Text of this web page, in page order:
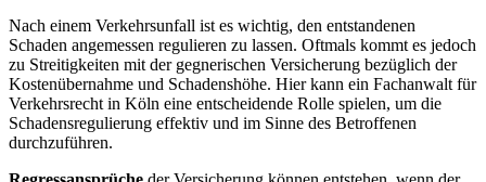
Nach einem Verkehrsunfall ist es wichtig, den entstandenen
Schaden angemessen regulieren zu lassen. Oftmals kommt es jedoch
zu Streitigkeiten mit der gegnerischen Versicherung bezüglich der
Kostenübernahme und Schadenshöhe. Hier kann ein Fachanwalt für
Verkehrsrecht in Köln eine entscheidende Rolle spielen, um die
Schadensregulierung effektiv und im Sinne des Betroffenen
durchzuführen.